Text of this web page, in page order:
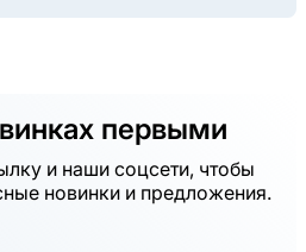
первыми
и наши соцсети, чтобы
новинки и предложения.